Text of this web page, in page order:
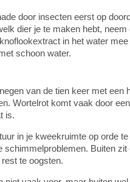
door insecten eerst op
dier je te maken hebt, neem
in het water
schoon water.
van de tien keer met een
Wortelrot komt vaak door
is.
in je kweekruimte op orde
schimmelproblemen. Buiten
te oogsten.